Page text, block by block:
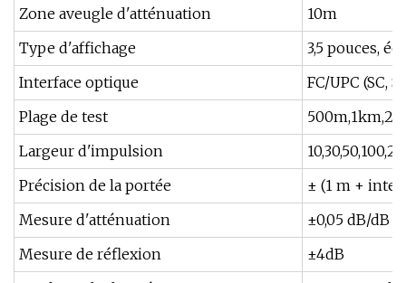
Zone aveugle d'atténuation
10m
Type d'affichage
3,5 pouces,
Interface optique
FC/UPC (SC,
Plage de test
Largeur d'impulsion
Précision de la portée
± (1 m +
Mesure d'atténuation
±0,05 dB/dB
Mesure de réflexion
±4dB